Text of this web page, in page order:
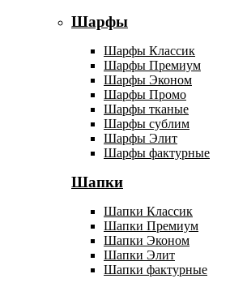
Шарфы
Шарфы Классик
Шарфы Премиум
Шарфы Эконом
Шарфы Промо
Шарфы тканые
Шарфы сублим
Шарфы Элит
Шарфы фактурные
Шапки
Шапки Классик
Шапки Премиум
Шапки Эконом
Шапки Элит
Шапки фактурные